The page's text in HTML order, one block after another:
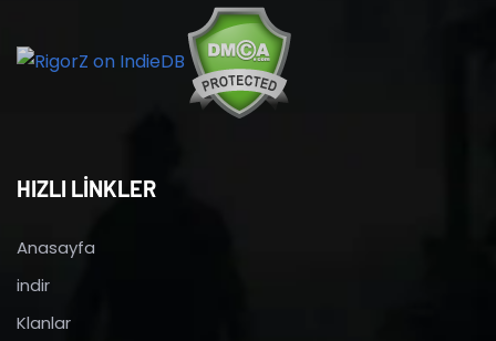
HIZLI LİNKLER
Anasayfa
indir
Klanlar